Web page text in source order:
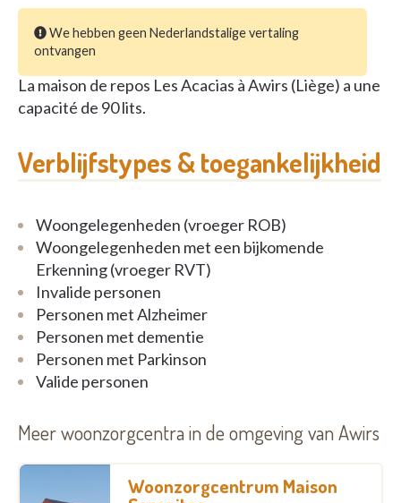
We hebben geen Nederlandstalige vertaling
ontvangen
La maison de repos Les Acacias à Awirs (Liège) a une
capacité de 90 lits.
Verblijfstypes & toegankelijkheid
Woongelegenheden (vroeger ROB)
Woongelegenheden met een bijkomende
Erkenning (vroeger RVT)
Invalide personen
Personen met Alzheimer
Personen met dementie
Personen met Parkinson
Valide personen
Meer woonzorgcentra in de omgeving van Awirs
Woonzorgcentrum Maison